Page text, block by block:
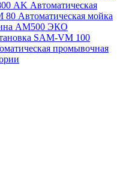
AK Автоматическая
80 Автоматическая мойка
АМ500 ЭКО
SAM-VM 100
промывочная